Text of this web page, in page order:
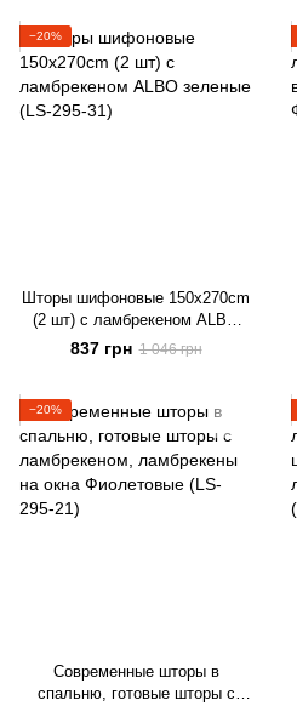
−20%
Шторы шифоновые 150х270cm
(2 шт) с ламбрекеном ALBO
зеленые (LS-295-31)
837 грн 1 046 грн
−20%
Современные шторы в
спальню, готовые шторы с